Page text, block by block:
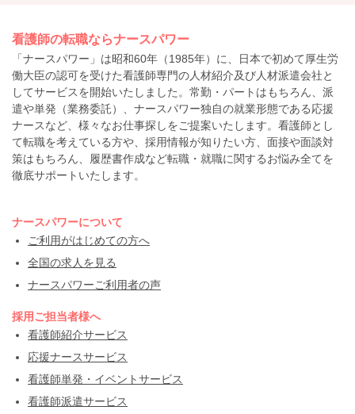
看護師の転職ならナースパワー
「ナースパワー」は昭和60年（1985年）に、日本で初めて厚生労
働大臣の認可を受けた看護師専門の人材紹介及び人材派遣会社と
してサービスを開始いたしました。常勤・パートはもちろん、派
遣や単発（業務委託）、ナースパワー独自の就業形態である応援
ナースなど、様々なお仕事探しをご提案いたします。看護師とし
て転職を考えている方や、採用情報が知りたい方、面接や面談対
策はもちろん、履歴書作成など転職・就職に関するお悩み全てを
徹底サポートいたします。
ナースパワーについて
ご利用がはじめての方へ
全国の求人を見る
ナースパワーご利用者の声
採用ご担当者様へ
看護師紹介サービス
応援ナースサービス
看護師単発・イベントサービス
看護師派遣サービス